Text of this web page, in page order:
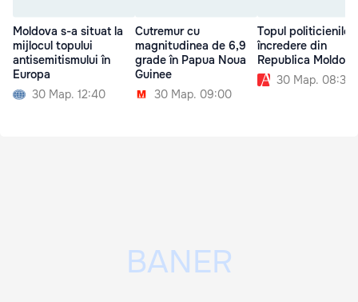
Moldova s-a situat la
mijlocul topului
antisemitismului în
Europa
30 Мар. 12:40
Cutremur cu
magnitudinea de 6,9
grade în Papua Noua
Guinee
30 Мар. 09:00
Topul politicienilor
încredere din
Republica Moldova
30 Мар. 08:30